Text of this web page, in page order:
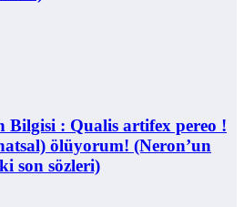
Bilgisi : Qualis artifex pereo !
ölüyorum! (Neron’un
son sözleri)